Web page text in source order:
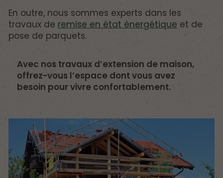
En outre, nous sommes experts dans les
travaux de remise en état énergétique et de
pose de parquets.
Avec nos travaux d’extension de maison,
offrez-vous l’espace dont vous avez
besoin pour vivre confortablement.